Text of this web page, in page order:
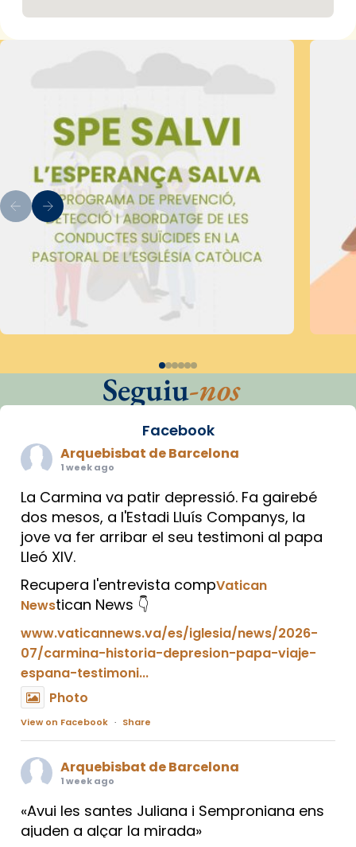
Seguiu-nos
Facebook
Arquebisbat de Barcelona
1 week ago
La Carmina va patir depressió. Fa gairebé
dos mesos, a l'Estadi Lluís Companys, la
jove va fer arribar el seu testimoni al papa
Lleó XIV.
Recupera l'entrevista compVatican
Newstican News 👇
www.vaticannews.va/es/iglesia/news/2026-
07/carmina-historia-depresion-papa-viaje-
espana-testimoni...
Photo
View on Facebook · Share
Arquebisbat de Barcelona
1 week ago
«Avui les santes Juliana i Semproniana ens
ajuden a alçar la mirada»